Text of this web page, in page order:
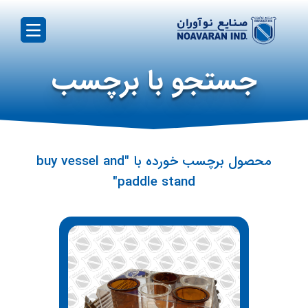
جستجو با برچسب
محصول برچسب خورده با "buy vessel and
paddle stand"